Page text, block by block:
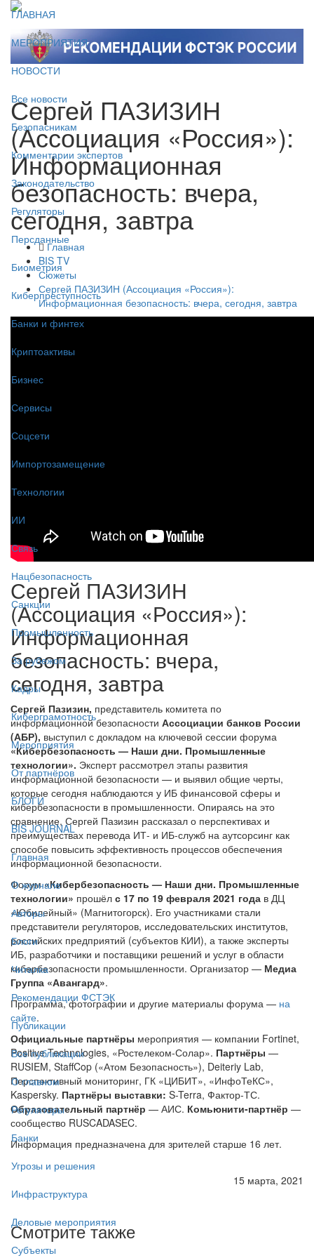
ГЛАВНАЯ
МЕРОПРИЯТИЯ
НОВОСТИ
Все новости
Безопасникам
Комментарии экспертов
Законодательство
Регуляторы
Персданные
Биометрия
Киберпреступность
Банки и финтех
Криптоактивы
Бизнес
Сервисы
Соцсети
Импортозамещение
Технологии
ИИ
Связь
Нацбезопасность
Санкции
Промышленность
За рубежом
Кадры
Киберграмотность
Мероприятия
От партнёров
БЛОГИ
BIS JOURNAL
Главная
О журнале
Авторы
Блоги
Читалка
Рекомендации ФСТЭК
Публикации
Все публикации
О главном
Регуляторы
Банки
Угрозы и решения
Инфраструктура
Деловые мероприятия
Субъекты
Сергей ПАЗИЗИН
(Ассоциация «Россия»):
Информационная
безопасность: вчера,
сегодня, завтра
Главная
BIS TV
Сюжеты
Сергей ПАЗИЗИН (Ассоциация «Россия»):
Информационная безопасность: вчера, сегодня, завтра
Сергей ПАЗИЗИН
(Ассоциация «Россия»):
Информационная
безопасность: вчера,
сегодня, завтра
Сергей Пазизин, представитель комитета по
информационной безопасности Ассоциации банков России
(АБР), выступил с докладом на ключевой сессии форума
«Кибербезопасность — Наши дни. Промышленные
технологии». Эксперт рассмотрел этапы развития
информационной безопасности — и выявил общие черты,
которые сегодня наблюдаются у ИБ финансовой сферы и
кибербезопасности в промышленности. Опираясь на это
сравнение, Сергей Пазизин рассказал о перспективах и
преимуществах перевода ИТ- и ИБ-служб на аутсорсинг как
способе повысить эффективность процессов обеспечения
информационной безопасности.
Форум«Кибербезопасность — Наши дни. Промышленные
технологии» прошёл с 17 по 19 февраля 2021 года в ДЦ
«Юбилейный» (Магнитогорск). Его участниками стали
представители регуляторов, исследовательских институтов,
российских предприятий (субъектов КИИ), а также эксперты
ИБ, разработчики и поставщики решений и услуг в области
кибербезопасности промышленности. Организатор — Медиа
Группа «Авангард».
Программа, фотографии и другие материалы форума — на
сайте.
Официальные партнёры мероприятия — компании Fortinet,
Positive Technologies, «Ростелеком-Солар». Партнёры —
RUSIEM, StaffCop («Атом Безопасность»), Deiteriy Lab,
Перспективный мониторинг, ГК «ЦИБИТ», «ИнфоТеКС»,
Kaspersky. Партнёры выставки: S-Terra, Фактор-ТС.
Образовательный партнёр — АИС. Комьюнити-партнёр —
сообщество RUSCADASEC.
Информация предназначена для зрителей старше 16 лет.
15 марта, 2021
Смотрите также